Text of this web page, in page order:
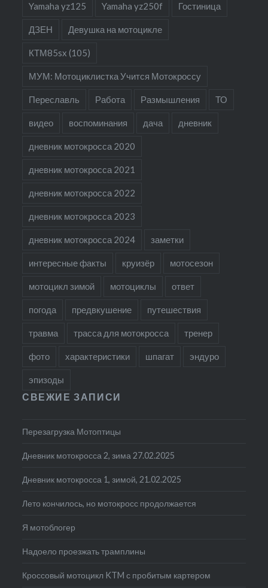
Yamaha yz125 Yamaha yz250f Гостиница
ДЗЕН Девушка на мотоцикле
КТМ85sx (105)
МУМ: Мотоциклистка Учится Мотокроссу
Переславль Работа Размышления ТО
видео воспоминания дача дневник
дневник мотокросса 2020
дневник мотокросса 2021
дневник мотокросса 2022
дневник мотокросса 2023
дневник мотокросса 2024 заметки
интересные факты круизёр мотосезон
мотоцикл зимой мотоциклы ответ
погода предвкушение путешествия
травма трасса для мотокросса тренер
фото характеристики шпагат эндуро
эпизоды
СВЕЖИЕ ЗАПИСИ
Перезагрузка Мотоптицы
Дневник мотокросса 2, зима 27.02.2025
Дневник мотокросса 1, зимой, 21.02.2025
Лето кончилось, но мотокросс продолжается
Я мотоблогер
Надоело проезжать трамплины
Кроссовый мотоцикл KTM с пробитым картером